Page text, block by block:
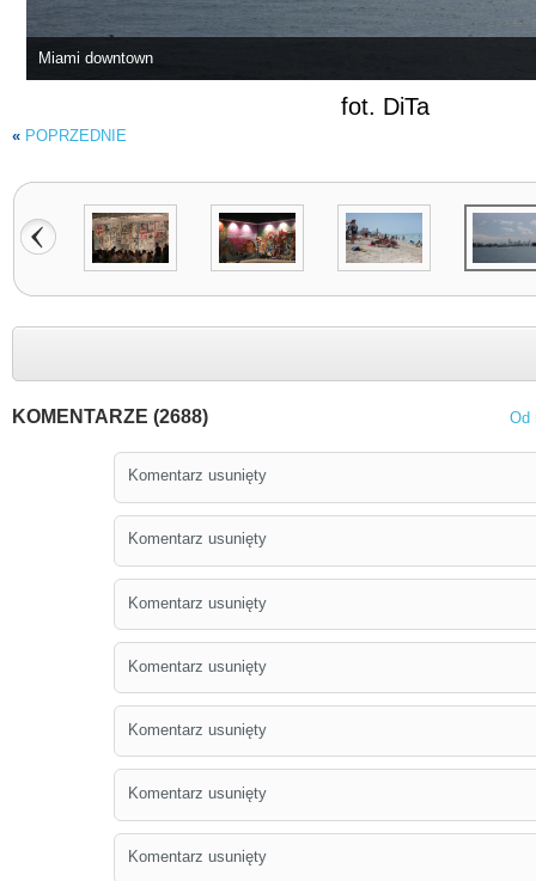
Miami downtown
fot. DiTa
« POPRZEDNIE
KOMENTARZE (2688) Od
Komentarz usunięty
Komentarz usunięty
Komentarz usunięty
Komentarz usunięty
Komentarz usunięty
Komentarz usunięty
Komentarz usunięty